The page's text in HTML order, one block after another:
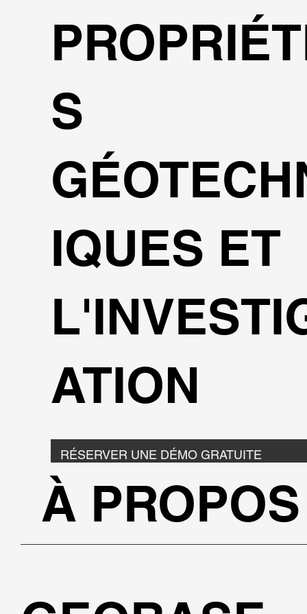
S
IQUES ET
ATION
RÉSERVER UNE DÉMO GRATUITE
À PROPOS